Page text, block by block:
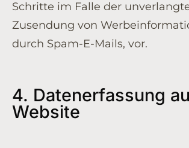
Schritte im Falle der
Zusendung von
durch Spam-E-Mails, vor.
4. Datenerfassung
Website